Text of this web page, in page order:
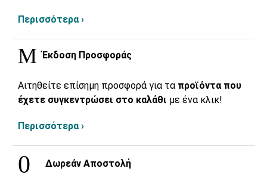
Περισσότερα ›
Έκδοση Προσφοράς
Αιτηθείτε επίσημη προσφορά για τα προϊόντα που
έχετε συγκεντρώσει στο καλάθι με ένα κλικ!
Περισσότερα ›
Δωρεάν Αποστολή